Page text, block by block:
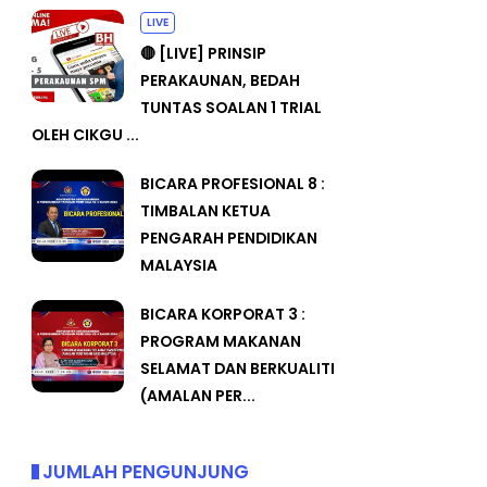
LIVE
🔴 [LIVE] PRINSIP
PERAKAUNAN, BEDAH
TUNTAS SOALAN 1 TRIAL
OLEH CIKGU ...
BICARA PROFESIONAL 8 :
TIMBALAN KETUA
PENGARAH PENDIDIKAN
MALAYSIA
BICARA KORPORAT 3 :
PROGRAM MAKANAN
SELAMAT DAN BERKUALITI
(AMALAN PER...
JUMLAH PENGUNJUNG